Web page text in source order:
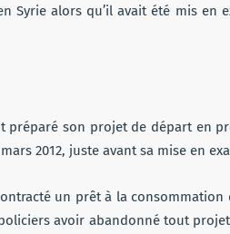
alors qu’il avait été mis en
préparé son projet de départ en
2012, juste avant sa mise en
un prêt à la consommation
avoir abandonné tout